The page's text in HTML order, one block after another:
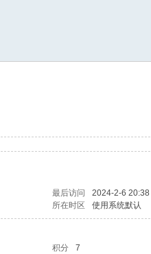
最后访问 2024-2-6 20:38
所在时区 使用系统默认
积分 7